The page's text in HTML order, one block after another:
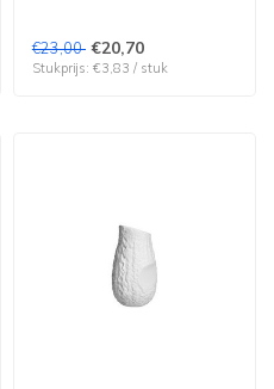
€23,00 €20,70
Stukprijs: €3,83 / stuk